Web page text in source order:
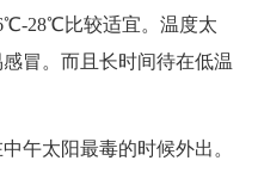
28℃比较适宜。温度太
冒。而且长时间待在低温
太阳最毒的时候外出。